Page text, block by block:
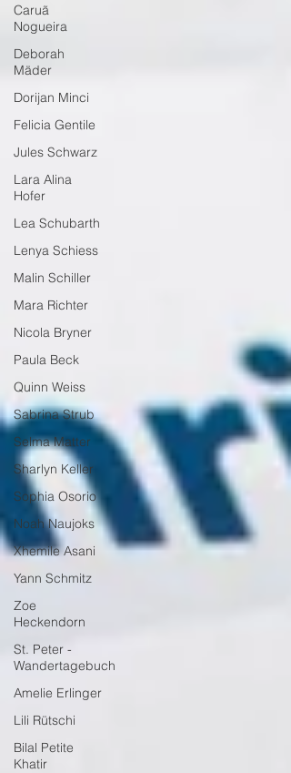
Caruã
Nogueira
Deborah
Mäder
Dorijan Minci
Felicia Gentile
Jules Schwarz
Lara Alina
Hofer
Lea Schubarth
Lenya Schiess
Malin Schiller
Mara Richter
Nicola Bryner
Paula Beck
Quinn Weiss
Sabrina Strub
Selma Matter
Sharlyn Keller
Sophia Osorio
Noah Naujoks
Xhemile Asani
Yann Schmitz
Zoe
Heckendorn
St. Peter -
Wandertagebuch
Amelie Erlinger
Lili Rütschi
Bilal Petite
Khatir